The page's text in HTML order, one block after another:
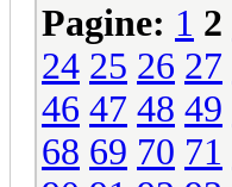
Pagine: 1 2
24 25 26 27
46 47 48 49
68 69 70 71